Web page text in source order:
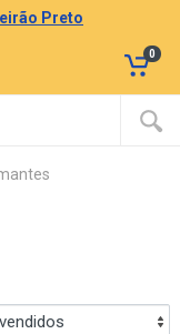
Preto
0